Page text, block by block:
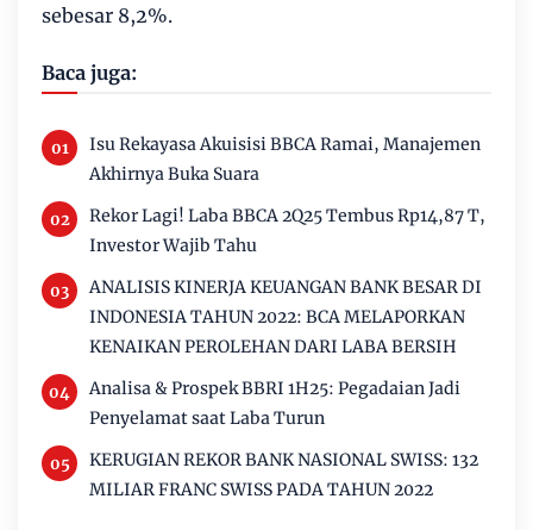
sebesar 8,2%.
Baca juga:
Isu Rekayasa Akuisisi BBCA Ramai, Manajemen
Akhirnya Buka Suara
Rekor Lagi! Laba BBCA 2Q25 Tembus Rp14,87 T,
Investor Wajib Tahu
ANALISIS KINERJA KEUANGAN BANK BESAR DI
INDONESIA TAHUN 2022: BCA MELAPORKAN
KENAIKAN PEROLEHAN DARI LABA BERSIH
Analisa & Prospek BBRI 1H25: Pegadaian Jadi
Penyelamat saat Laba Turun
KERUGIAN REKOR BANK NASIONAL SWISS: 132
MILIAR FRANC SWISS PADA TAHUN 2022